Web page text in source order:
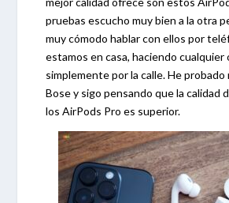
pruebas escucho muy bien a la otra
muy cómodo hablar con ellos por
estamos en casa, haciendo cualquier
simplemente por la calle. He probado
Bose y sigo pensando que la calidad
los AirPods Pro es superior.